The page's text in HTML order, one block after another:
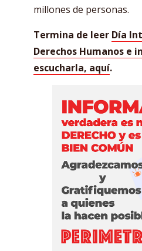
millones de personas.
Termina de leer Día
Derechos Humanos e
escucharla, aquí.